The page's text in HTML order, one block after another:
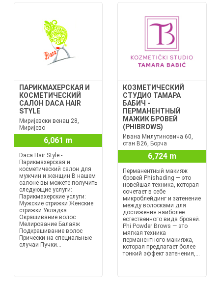
ПАРИКМАХЕРСКАЯ И
КОСМЕТИЧЕСКИЙ
САЛОН DACA HAIR
STYLE
Миријевски венац 28,
Миријево
6,061 m
Daca Hair Style -
Парикмахерская и
косметический салон для
мужчин и женщин В нашем
салоне вы можете получить
следующие услуги:
Парикмахерские услуги:
Мужские стрижки Женские
стрижки Укладка
Окрашивание волос
Мелирование Балаяж
Подкрашивание волос
Прически на специальные
случаи Пучки...
КОЗМЕТИЧЕСКИЙ
СТУДИО ТАМАРА
БАБИЧ -
ПЕРМАНЕНТНЫЙ
МАЖИК БРОВЕЙ
(PHIBROWS)
Ивана Милутиновича 60,
стан B26, Борча
6,724 m
Перманентный макияж
бровей Phishading — это
новейшая техника, которая
сочетает в себе
микроблейдинг и затенение
между волосками для
достижения наиболее
естественного вида бровей.
Phi Powder Brows — это
мягкая техника
перманентного макияжа,
которая предлагает более
тонкий эффект затенения,...